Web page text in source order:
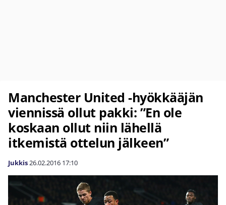
Manchester United -hyökkääjän
viennissä ollut pakki: ”En ole
koskaan ollut niin lähellä
itkemistä ottelun jälkeen”
Jukkis26.02.2016 17:10